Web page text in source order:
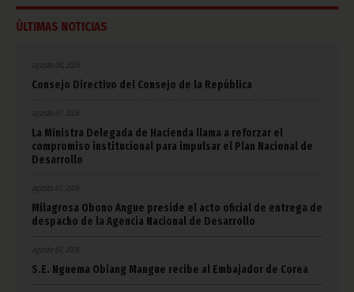
ÚLTIMAS NOTICIAS
agosto 08, 2026
Consejo Directivo del Consejo de la República
agosto 07, 2026
La Ministra Delegada de Hacienda llama a reforzar el
compromiso institucional para impulsar el Plan Nacional de
Desarrollo
agosto 07, 2026
Milagrosa Obono Angue preside el acto oficial de entrega de
despacho de la Agencia Nacional de Desarrollo
agosto 07, 2026
S.E. Nguema Obiang Mangue recibe al Embajador de Corea